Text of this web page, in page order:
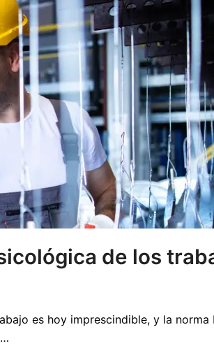
de los
es hoy imprescindible, y la